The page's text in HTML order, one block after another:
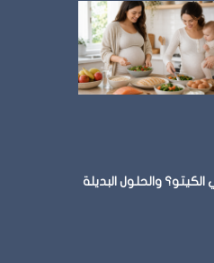
والحلول البديلة